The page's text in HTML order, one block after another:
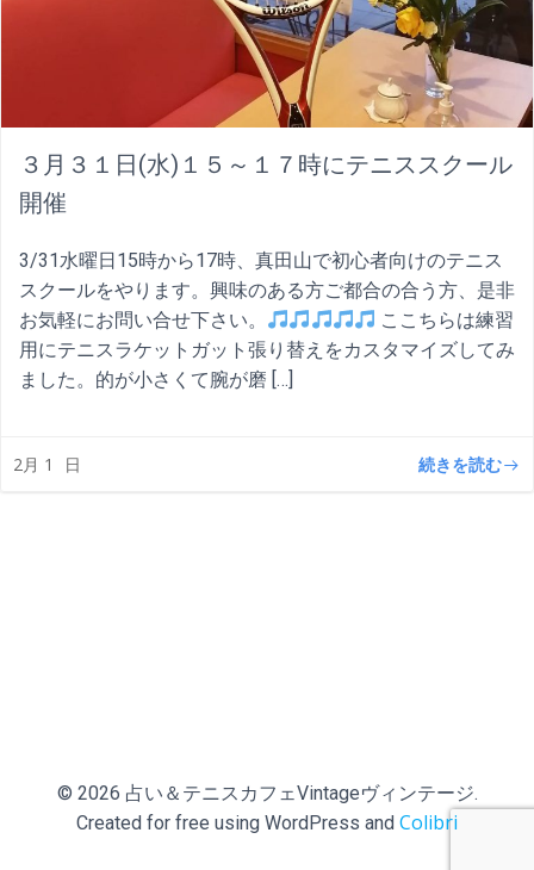
３月３１日(水)１５～１７時にテニススクール
開催
3/31水曜日15時から17時、真田山で初心者向けのテニス
スクールをやります。興味のある方ご都合の合う方、是非
お気軽にお問い合せ下さい。
ここちらは練習
用にテニスラケットガット張り替えをカスタマイズしてみ
ました。的が小さくて腕が磨 […]
2月 1 日 続きを読む
© 2026 占い＆テニスカフェVintageヴィンテージ.
Created for free using WordPress and Colibri